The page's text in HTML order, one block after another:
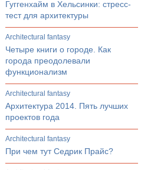
Гуггенхайм в Хельсинки: стресс-
тест для архитектуры
architectural fantasy
Четыре книги о городе. Как
города преодолевали
функционализм
architectural fantasy
Архитектура 2014. Пять лучших
проектов года
architectural fantasy
При чем тут Седрик Прайс?